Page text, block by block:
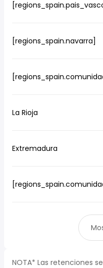
[regions_spain.navarra]
La Rioja
Extremadura
NOTA* Las retenciones